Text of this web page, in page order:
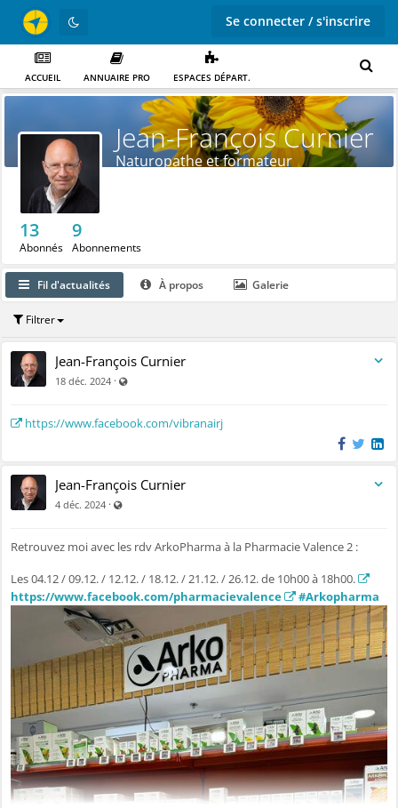
Se connecter / s'inscrire
ACCUEIL ANNUAIRE PRO ESPACES DÉPART.
Jean-François Curnier
Naturopathe et formateur
13
Abonnés
9
Abonnements
Fil d'actualités À propos Galerie
Filtrer
Jean-François Curnier
18 déc. 2024 ·
https://www.facebook.com/vibranairj
Jean-François Curnier
4 déc. 2024 ·
Retrouvez moi avec les rdv ArkoPharma à la Pharmacie Valence 2 :
Les 04.12 / 09.12. / 12.12. / 18.12. / 21.12. / 26.12. de 10h00 à 18h00.
https://www.facebook.com/pharmacievalence
#Arkopharma